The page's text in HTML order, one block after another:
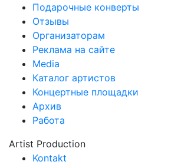
Подарочные конверты
Отзывы
Организаторам
Реклама на сайте
Media
Каталог артистов
Концертные площадки
Архив
Работа
Artist Production
Kontakt